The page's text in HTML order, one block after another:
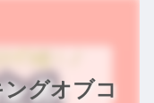
グオブコ